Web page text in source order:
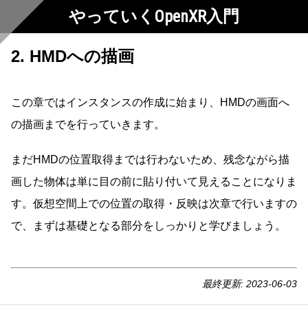
やっていくOpenXR入門
2. HMDへの描画
この章ではインスタンスの作成に始まり、HMDの画面へ
の描画までを行っていきます。
まだHMDの位置取得までは行わないため、残念ながら描
画した物体は単に目の前に貼り付いて見えることになりま
す。仮想空間上での位置の取得・反映は次章で行いますの
で、まずは基礎となる部分をしっかりと学びましょう。
最終更新: 2023-06-03